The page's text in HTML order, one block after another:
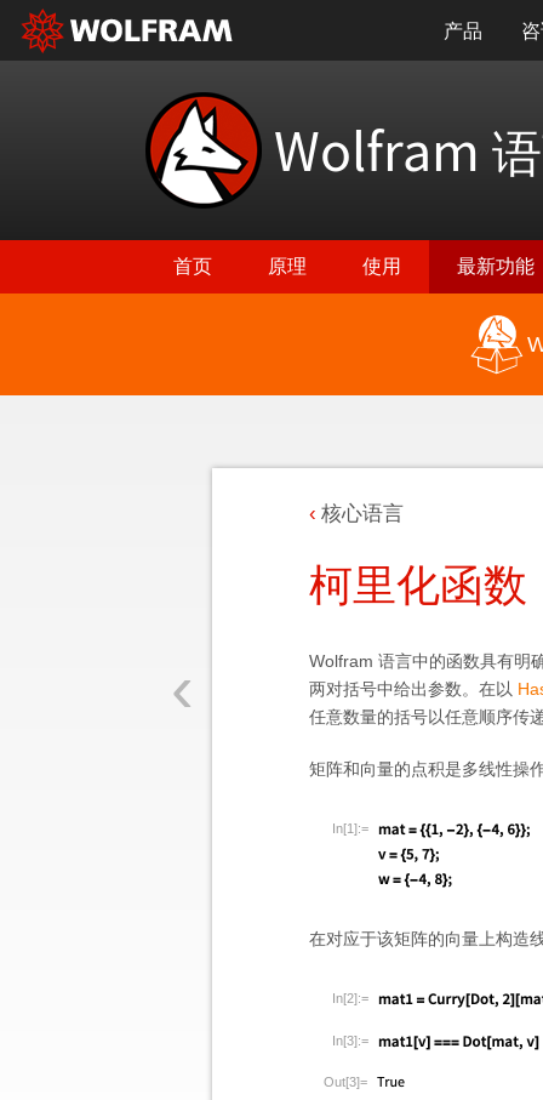
产品
Wolfram
首页 原理 使用 最新功能
‹
核心语言
柯里化函数
Wolfram 语言中的函数具有明
两对括号中给出参数。在以
任意数量的括号以任意顺序传
矩阵和向量的点积是多线性操
In[1]:=
在对应于该矩阵的向量上构造
In[2]:=
In[3]:=
Out[3]=